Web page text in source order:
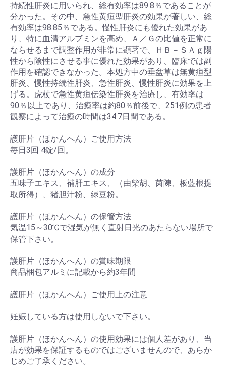
持続性肝炎に用いられ、総有効率は89.8％であることが
分かった。その中、急性黄疸型肝炎の効果が著しい、総
有効率は98.85％である。慢性肝炎にも優れた効果があ
り、特に血清アルブミンを高め、Ａ／Ｇの比値を正常に
ならせるまで調整作用が非常に顕著で、ＨＢ－ＳＡｇ陽
性から陰性にさせる事に優れた効果があり、臨床では副
作用を確認できなかった。本処方中の垂盆草は無黄疸型
肝炎、慢性持続性肝炎、急性肝炎、慢性肝炎に効果を上
げる。虎杖で急性黄疸伝染性肝炎を治療し、有効率は
90％以上であり、治癒率は約80％前後で、251例の患者
観察によって治癒の時間は34.7日間である。
護肝片（ほかんへん）ご使用方法
毎日3回 4錠/回。
護肝片（ほかんへん）の成分
五味子エキス、補肝エキス、（由柴胡、茵陳、板藍根提
取所得）、猪胆汁粉、緑豆粉。
護肝片（ほかんへん）の保管方法
気温15～30℃で湿気が無く直射日光のあたらない場所で
保管下さい。
護肝片（ほかんへん）の賞味期限
商品梱包アルミに記載から約3年間
護肝片（ほかんへん）ご使用上の注意
妊娠している方は使用しないで下さい。
護肝片（ほかんへん）の使用効果には個人差があり、当
店が効果を保証するものではございませんので、あらか
じめご了承ください。